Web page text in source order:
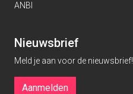
ANBI
Nieuwsbrief
Meld je aan voor de nieuwsbrief!
Aanmelden